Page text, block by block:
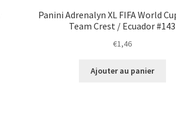
Panini Adrenalyn XL FIFA World
Team Crest / Ecuador #143
€1,46
Ajouter au panier